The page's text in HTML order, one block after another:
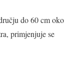
do 60 cm oko
primjenjuje se